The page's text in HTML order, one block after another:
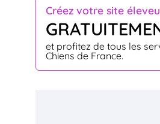
Créez votre site
et profitez de tous les
Chiens de France.